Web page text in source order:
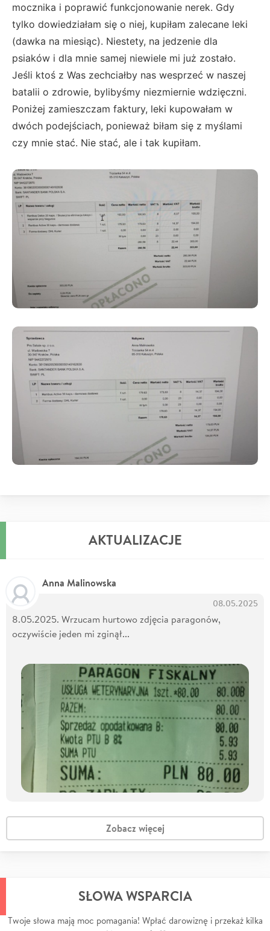
mocznika i poprawić funkcjonowanie nerek. Gdy
tylko dowiedziałam się o niej, kupiłam zalecane leki
(dawka na miesiąc). Niestety, na jedzenie dla
psiaków i dla mnie samej niewiele mi już zostało.
Jeśli ktoś z Was zechciałby nas wesprzeć w naszej
batalii o zdrowie, bylibyśmy niezmiernie wdzięczni.
Poniżej zamieszczam faktury, leki kupowałam w
dwóch podejściach, ponieważ biłam się z myślami
czy mnie stać. Nie stać, ale i tak kupiłam.
AKTUALIZACJE
Anna Malinowska
08.05.2025
8.05.2025. Wrzucam hurtowo zdjęcia paragonów,
oczywiście jeden mi zginął...
Zobacz więcej
SŁOWA WSPARCIA
Twoje słowa mają moc pomagania! Wpłać darowiznę i przekaż kilka